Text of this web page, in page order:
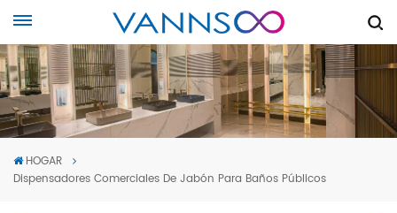
HOGAR
Dispensadores Comerciales De Jabón Para Baños Públicos